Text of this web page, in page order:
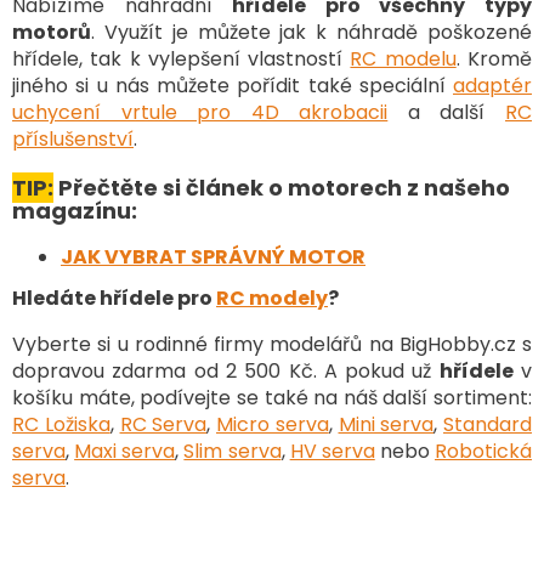
a
c
í
p
r
y
p
s
Nabízíme náhradní hřídele pro všechny typy
motorů. Využít je můžete jak k náhradě poškozené
hřídele, tak k vylepšení vlastností RC modelu. Kromě
jiného si u nás můžete pořídit také speciální adaptér
uchycení vrtule pro 4D akrobacii a další RC
příslušenství.
TIP: Přečtěte si článek o motorech z našeho
magazínu:
JAK VYBRAT SPRÁVNÝ MOTOR
Hledáte hřídele pro RC modely?
Vyberte si u rodinné firmy modelářů na BigHobby.cz s
dopravou zdarma od 2 500 Kč. A pokud už hřídelev
košíku máte, podívejte se také na náš další sortiment:
RC Ložiska, RC Serva, Micro serva, Mini serva, Standard
serva, Maxi serva,Slim serva, HV servanebo Robotická
serva.